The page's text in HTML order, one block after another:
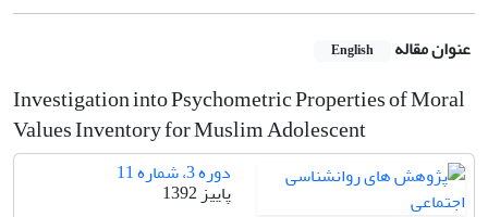
عنوان مقاله English
Investigation into Psychometric Properties of Moral
Values Inventory for Muslim Adolescent
دوره 3، شماره 11
پاییز 1392